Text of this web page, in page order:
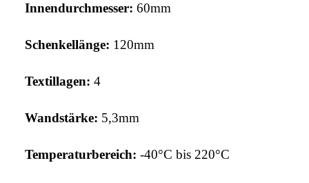
Innendurchmesser: 60mm
Schenkellänge: 120mm
Textillagen: 4
Wandstärke: 5,3mm
Temperaturbereich: -40°C bis 220°C